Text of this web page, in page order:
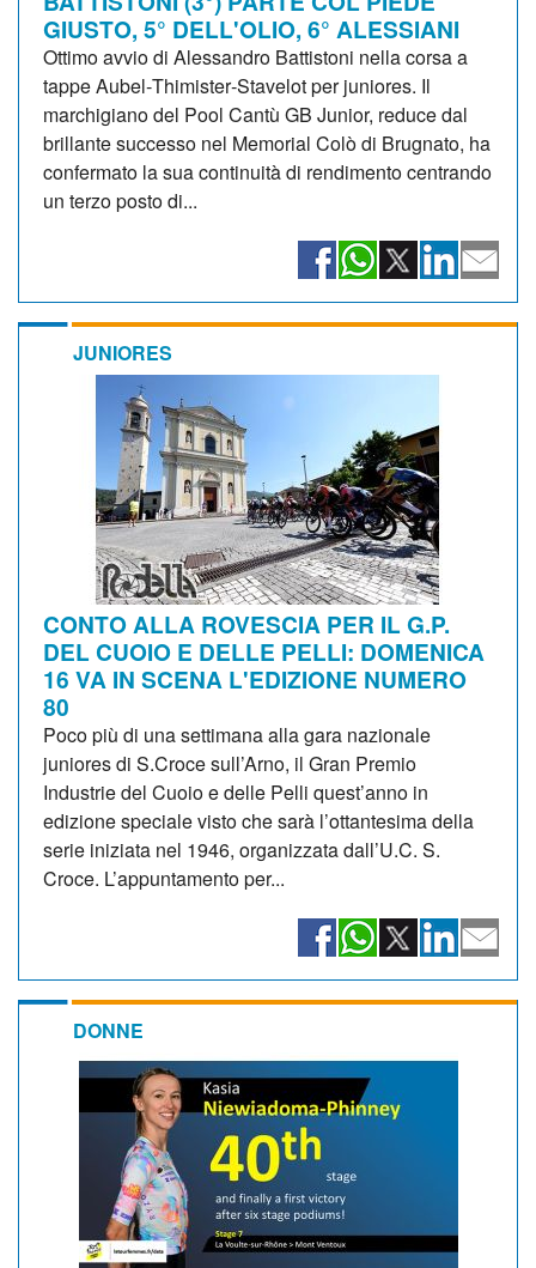
GIUSTO, 5° DELL'OLIO, 6° ALESSIANI
Ottimo avvio di Alessandro Battistoni nella corsa a
tappe Aubel‑Thimister‑Stavelot per juniores. Il
marchigiano del Pool Cantù GB Junior, reduce dal
brillante successo nel Memorial Colò di Brugnato, ha
confermato la sua continuità di rendimento centrando
un terzo posto di...
JUNIORES
CONTO ALLA ROVESCIA PER IL G.P.
DEL CUOIO E DELLE PELLI: DOMENICA
16 VA IN SCENA L'EDIZIONE NUMERO
80
Poco più di una settimana alla gara nazionale
juniores di S.Croce sull’Arno, il Gran Premio
Industrie del Cuoio e delle Pelli quest’anno in
edizione speciale visto che sarà l’ottantesima della
serie iniziata nel 1946, organizzata dall’U.C. S.
Croce. L’appuntamento per...
DONNE